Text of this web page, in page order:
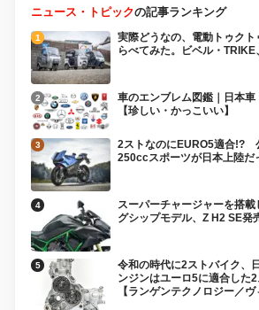
ニュース・トピックの記事ランキング
実際どうなの、電動トゥクト
らべてみた。ビベル・
車のエンブレム図鑑｜日本
【珍しい・かっこいい】
2ストなのにEURO5適合!?
250ccスポーツが日本上陸
スーパーチャージャーを搭
グシップモデル、Z H2 SE発
令和の時代に2ストバイク、
ンジンはユーロ5に適合した
【ランゲンテクノロジー／ヴ